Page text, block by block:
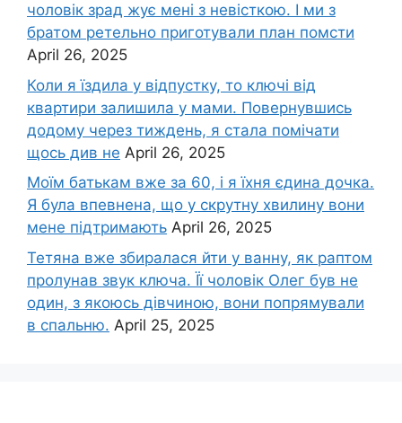
чоловік зpад жує мені з невісткою. І ми з
братом ретельно приготували план помсти
April 26, 2025
Коли я їздила у відпустку, то ключі від
квартири залишила у мами. Повернувшись
додому через тиждень, я стала помічати
щось див не April 26, 2025
Моїм батькам вже за 60, і я їхня єдина дочка.
Я була впевнена, що у скрутну хвилину вони
мене підтримають April 26, 2025
Тетяна вже збиралася йти у ванну, як раптом
пролунав звук ключа. Її чоловік Олег був не
один, з якоюсь дівчиною, вони попрямували
в спальню. April 25, 2025